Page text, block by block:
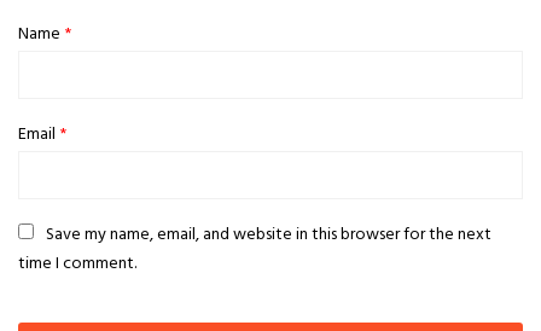
Name *
Email *
Save my name, email, and website in this browser for the next
time I comment.